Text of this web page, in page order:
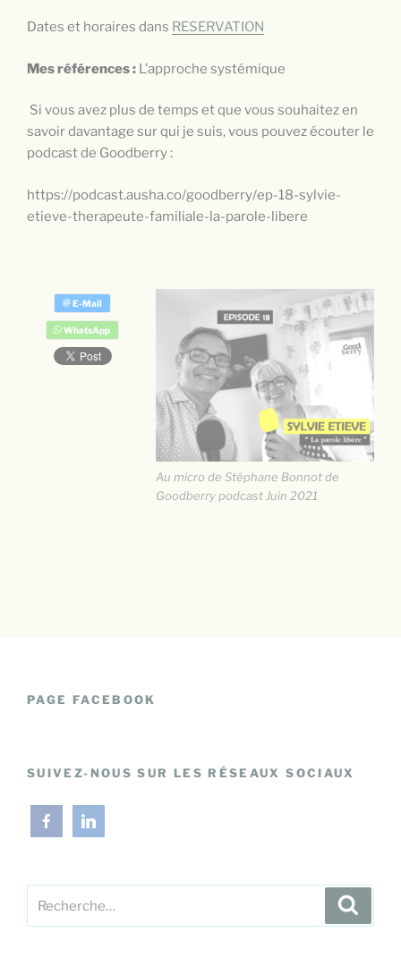
Dates et horaires dans RESERVATION
Mes références : L’approche systémique
Si vous avez plus de temps et que vous souhaitez en
savoir davantage sur qui je suis, vous pouvez écouter le
podcast de Goodberry :
https://podcast.ausha.co/goodberry/ep-18-sylvie-
etieve-therapeute-familiale-la-parole-libere
Au micro de Stéphane Bonnot de
Goodberry podcast Juin 2021
PAGE FACEBOOK
SUIVEZ-NOUS SUR LES RÉSEAUX SOCIAUX
pour